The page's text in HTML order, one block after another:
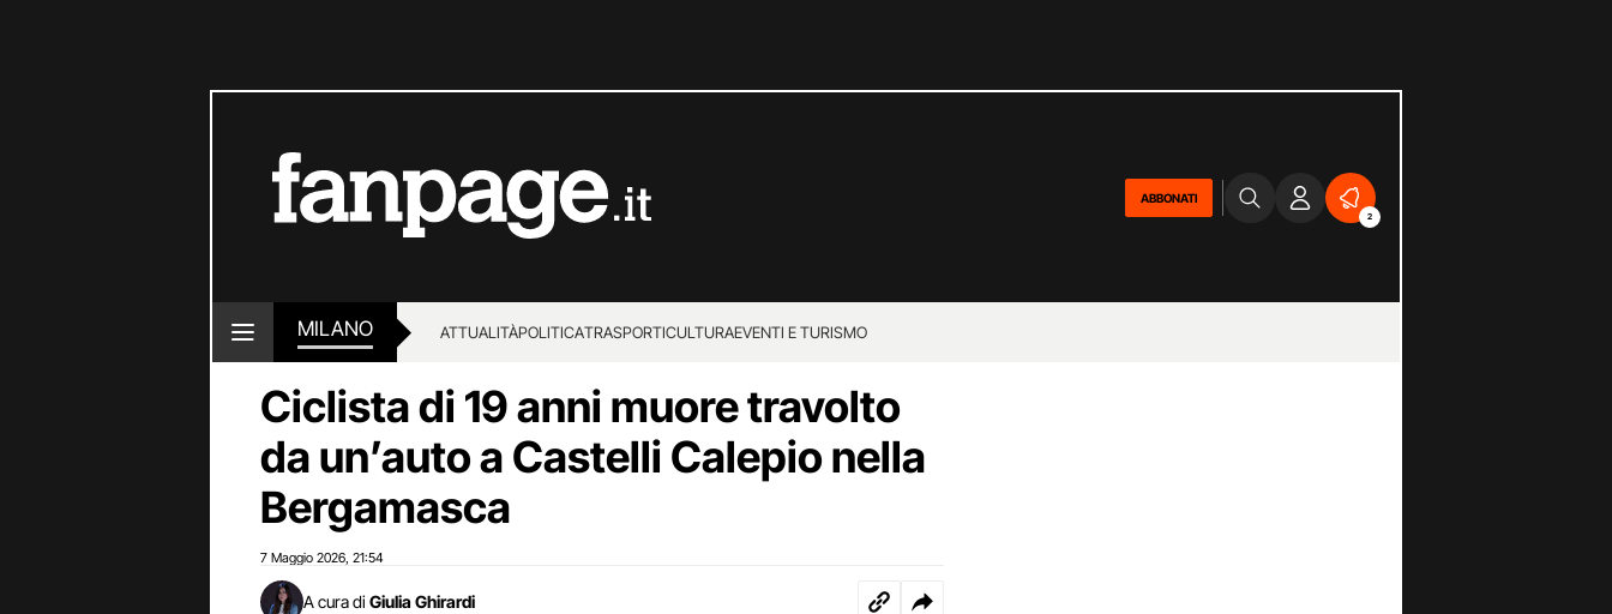
ABBONATI
2
MILANO ATTUALITÀPOLITICATRASPORTICULTURAEVENTI E TURISMO
Ciclista di 19 anni muore travolto
da un’auto a Castelli Calepio nella
Bergamasca
7 Maggio 2026 21:54
A cura di Giulia Ghirardi